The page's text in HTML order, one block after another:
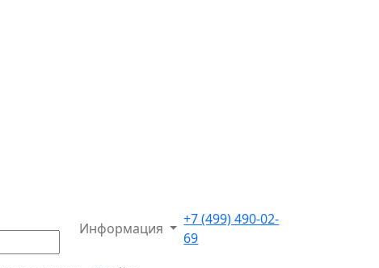
Информация
+7 (499) 490-02-
69